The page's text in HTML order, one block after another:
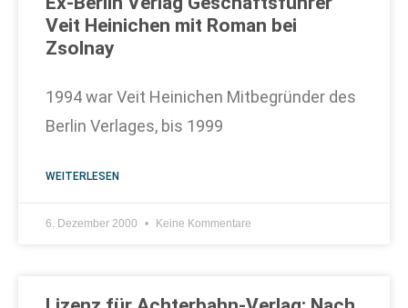
Veit Heinichen mit Roman bei
Zsolnay
1994 war Veit Heinichen Mitbegründer des
Berlin Verlages, bis 1999
WEITERLESEN
6. Dezember 2000 Keine Kommentare